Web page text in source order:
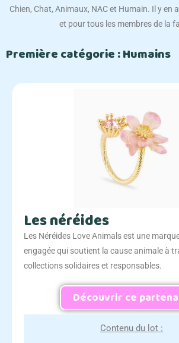
Chien, Chat, Animaux, NAC et Humain. Il y en
et pour tous les membres de la
Première catégorie : Humains
Les néréides
Les Néréides Love Animals est une
engagée qui soutient la cause animale à
collections solidaires et responsables.
Découvrir ce
Contenu du lot :